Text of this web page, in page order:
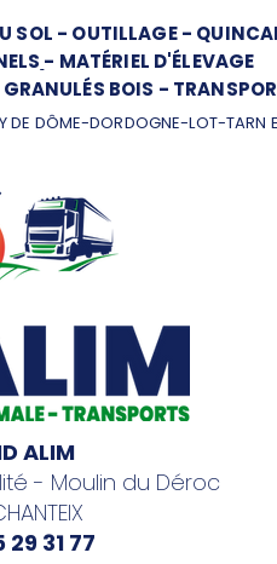
SOL - OUTILLAGE-
- MATÉRIEL D'ÉLEVAGE
GRANULÉS BOIS -
DE DÔME-DORDOGNE-LOT-TARN
ALIM
- Moulin du Déroc
29 31 77